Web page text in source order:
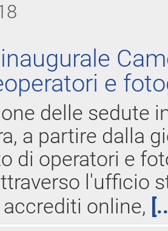
e
delle sedute
a partire dalla
di operatori e
l'ufficio
online,